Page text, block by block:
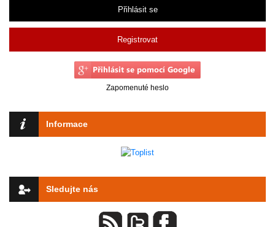
Přihlásit se
Registrovat
Zapomenuté heslo
Informace
Sledujte nás